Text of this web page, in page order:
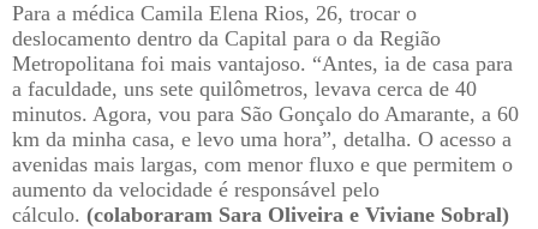
Para a médica Camila Elena Rios, 26, trocar o
deslocamento dentro da Capital para o da Região
Metropolitana foi mais vantajoso. “Antes, ia de casa para
a faculdade, uns sete quilômetros, levava cerca de 40
minutos. Agora, vou para São Gonçalo do Amarante, a 60
km da minha casa, e levo uma hora”, detalha. O acesso a
avenidas mais largas, com menor fluxo e que permitem o
aumento da velocidade é responsável pelo
cálculo. (colaboraram Sara Oliveira e Viviane Sobral)